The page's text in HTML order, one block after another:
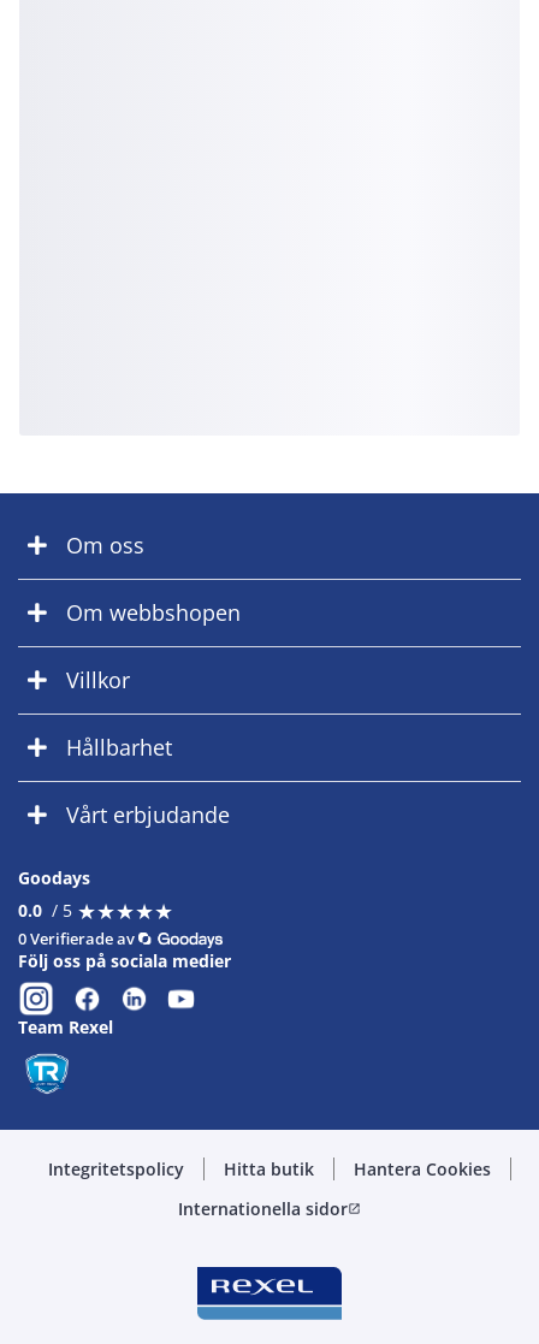
Om oss
Om webbshopen
Villkor
Hållbarhet
Vårt erbjudande
Goodays
0.0 / 5 ★★★★★
★★★★★
0 Verifierade av
Följ oss på sociala medier
Team Rexel
Integritetspolicy Hitta butik
Hantera Cookies
Internationella sidoropen_in_new